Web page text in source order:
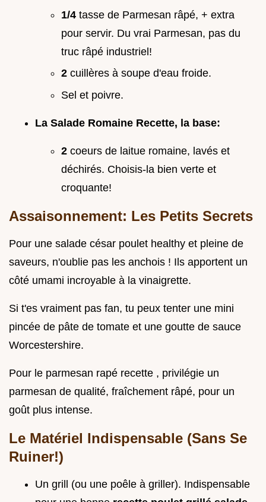
1/4 tasse de Parmesan râpé, + extra
pour servir. Du vrai Parmesan, pas du
truc râpé industriel!
2 cuillères à soupe d'eau froide.
Sel et poivre.
La Salade Romaine Recette, la base:
2 coeurs de laitue romaine, lavés et
déchirés. Choisis-la bien verte et
croquante!
Assaisonnement: Les Petits Secrets
Pour une salade césar poulet healthy et pleine de
saveurs, n'oublie pas les anchois ! Ils apportent un
côté umami incroyable à la vinaigrette.
Si t'es vraiment pas fan, tu peux tenter une mini
pincée de pâte de tomate et une goutte de sauce
Worcestershire.
Pour le parmesan rapé recette , privilégie un
parmesan de qualité, fraîchement râpé, pour un
goût plus intense.
Le Matériel Indispensable (Sans Se
Ruiner!)
Un grill (ou une poêle à griller). Indispensable